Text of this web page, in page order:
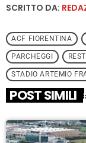
SCRITTO DA:
ACF FIORENTINA
PARCHEGGI
STADIO ARTEMIO
POST SIMILI